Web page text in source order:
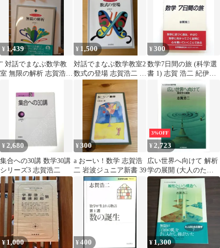
¥ 1,439
" 対話でまなぶ数学教
室 無限の解析 志賀浩二
¥ 1,500
対話でまなぶ数学教室2
数式の登場 志賀浩二 岩
波書店
¥300
数学7日間の旅 (科学選
書 1) 志賀 浩二 紀伊國
屋書店
¥ 2,680
集合への30講 数学30講
シリーズ3 志賀浩二
¥300
a おーい！数学 志賀浩
二 岩波ジュニア新書 39
3%OFF
¥ 2,723
広い世界へ向けて 解析
学の展開 (大人のため
の数学 4)
¥1,000 ¥400 ¥ 1,300